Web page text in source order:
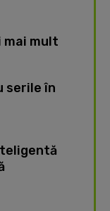
mai mult
serile în